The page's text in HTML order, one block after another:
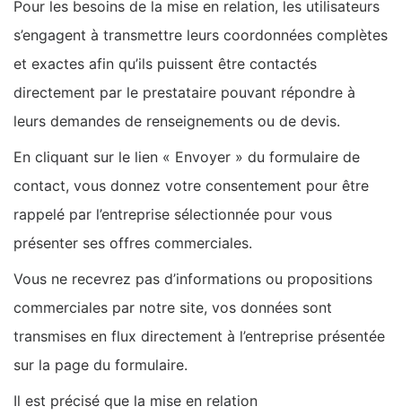
Pour les besoins de la mise en relation, les utilisateurs
s’engagent à transmettre leurs coordonnées complètes
et exactes afin qu’ils puissent être contactés
directement par le prestataire pouvant répondre à
leurs demandes de renseignements ou de devis.
En cliquant sur le lien « Envoyer » du formulaire de
contact, vous donnez votre consentement pour être
rappelé par l’entreprise sélectionnée pour vous
présenter ses offres commerciales.
Vous ne recevrez pas d’informations ou propositions
commerciales par notre site, vos données sont
transmises en flux directement à l’entreprise présentée
sur la page du formulaire.
Il est précisé que la mise en relation